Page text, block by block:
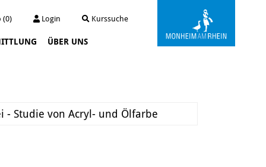
(0) Login Kurssuche
ÜBER UNS
Der Kunstautomat
- Studie von Acryl- und Ölfarbe